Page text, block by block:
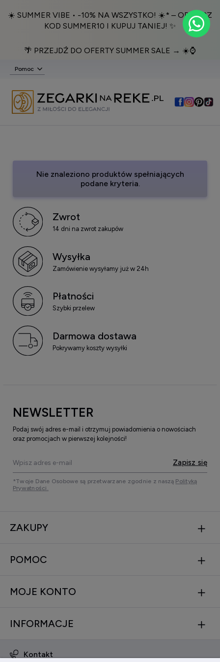
☀️ SUMMER VIBE • -10% NA WSZYSTKO! ☀️* – ODBIERZ
KOD SUMMER10 I KUPUJ TANIEJ! ✨
🌴 PRZEJDŹ DO OFERTY SUMMER SALE → ☀️⌚️
Pomoc
Nie znaleziono produktów spełniających
podane kryteria.
Zwrot
14 dni na zwrot zakupów
Wysyłka
Zamówienie wysyłamy już w 24h
Płatności
Szybki przelew
Darmowa dostawa
Pokrywamy koszty wysyłki
NEWSLETTER
Podaj swój adres e-mail i otrzymuj powiadomienia o nowościach
oraz promocjach w pierwszej kolejności!
Zapisz się
*Twoje Dane Osobowe są przetwarzane zgodnie z naszą Polityką
Prywatności.
ZAKUPY
POMOC
MOJE KONTO
INFORMACJE
Kontakt